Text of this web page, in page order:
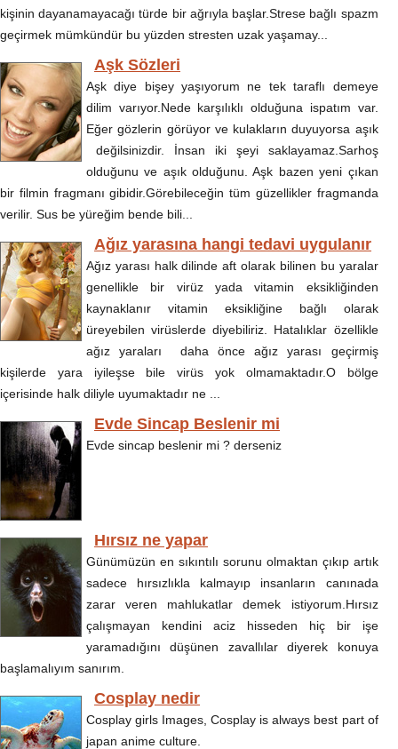
kişinin dayanamayacağı türde bir ağrıyla başlar.Strese bağlı spazm
geçirmek mümkündür bu yüzden stresten uzak yaşamay...
Aşk Sözleri
Aşk diye bişey yaşıyorum ne tek taraflı demeye
dilim varıyor.Nede karşılıklı olduğuna ispatım var.
Eğer gözlerin görüyor ve kulakların duyuyorsa aşık
değilsinizdir. İnsan iki şeyi saklayamaz.Sarhoş
olduğunu ve aşık olduğunu. Aşk bazen yeni çıkan
bir filmin fragmanı gibidir.Görebileceğin tüm güzellikler fragmanda
verilir. Sus be yüreğim bende bili...
Ağız yarasına hangi tedavi uygulanır
Ağız yarası halk dilinde aft olarak bilinen bu yaralar
genellikle bir virüz yada vitamin eksikliğinden
kaynaklanır vitamin eksikliğine bağlı olarak
üreyebilen virüslerde diyebiliriz. Hatalıklar özellikle
ağız yaraları daha önce ağız yarası geçirmiş
kişilerde yara iyileşse bile virüs yok olmamaktadır.O bölge
içerisinde halk diliyle uyumaktadır ne ...
Evde Sincap Beslenir mi
Evde sincap beslenir mi ? derseniz
Hırsız ne yapar
Günümüzün en sıkıntılı sorunu olmaktan çıkıp artık
sadece hırsızlıkla kalmayıp insanların canınada
zarar veren mahlukatlar demek istiyorum.Hırsız
çalışmayan kendini aciz hisseden hiç bir işe
yaramadığını düşünen zavallılar diyerek konuya
başlamalıyım sanırım.
Cosplay nedir
Cosplay girls Images, Cosplay is always best part of
japan anime culture.